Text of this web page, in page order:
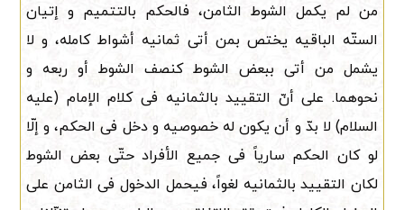
من لم یکمل الشوط الثامن، فالحکم بالتتمیم و إتیان
الستّه الباقیه یختص بمن أتى ثمانیه أشواط کامله، و لا
یشمل من أتى ببعض الشوط کنصف الشوط أو ربعه و
نحوهما. على أنّ التقیید بالثمانیه فی کلام الإمام (علیه
السلام) لا بدّ و أن یکون له خصوصیه و دخل فی الحکم، و إلّا
لو کان الحکم ساریاً فی جمیع الأفراد حتّى بعض الشوط
لکان التقیید بالثمانیه لغواً، فیحمل الدخول فی الثامن على